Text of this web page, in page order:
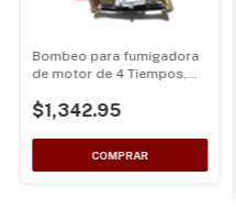
Bombeo para fumigadora
de motor de 4 Tiempos,
$1,342.95